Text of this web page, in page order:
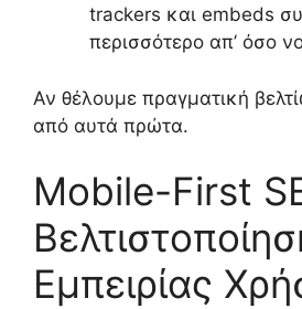
trackers και embeds
περισσότερο απ’ όσο
Αν θέλουμε πραγματική
από αυτά πρώτα.
Mobile-First
Εμπειρίας